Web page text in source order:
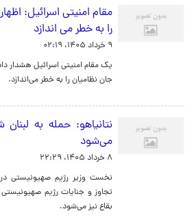
مقام امنیتی اسرائیل:
را به خطر می اندازد
۹ خرداد ۱۴۰۵، ۰۲:۱۹
یک مقام امنیتی اسرائیل هشدار
جان نظامیان را به خطر می‌اندازد.
نتانیاهو: حمله به
می‌شود
۸ خرداد ۱۴۰۵، ۲۲:۲۹
نخست وزیر رژیم صهیونیستی
تجاوز و جنایات رژیم
بقاع نیز می‌شود.